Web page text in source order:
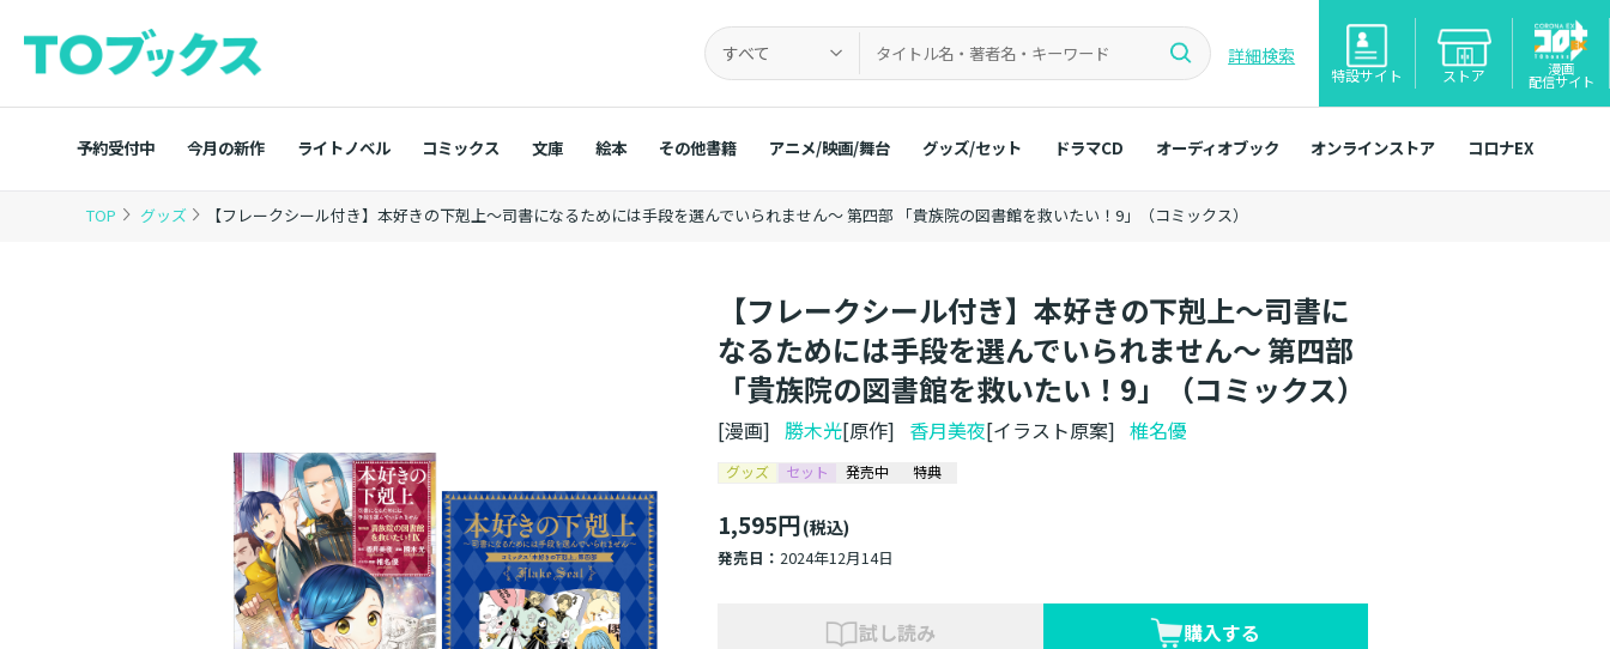
すべて 詳細検索
特設サイト ストア 漫画
配信サイト
予約受付中 今月の新作 ライトノベル コミックス 文庫 絵本 その他書籍 アニメ/映画/舞台 グッズ/セット ドラマCD オーディオブック オンラインストア コロナEX
TOP グッズ 【フレークシール付き】本好きの下剋上～司書になるためには手段を選んでいられません～ 第四部 「貴族院の図書館を救いたい！9」（コミックス）
【フレークシール付き】本好きの下剋上～司書に
なるためには手段を選んでいられません～ 第四部
「貴族院の図書館を救いたい！9」（コミックス）
[漫画]勝木光[原作] 香月美夜[イラスト原案]椎名優
グッズ セット 発売中 特典
1,595円(税込)
発売日：2024年12月14日
試し読み 購入する